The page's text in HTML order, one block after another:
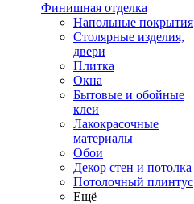
Финишная отделка
Напольные покрытия
Столярные изделия,
двери
Плитка
Окна
Бытовые и обойные
клеи
Лакокрасочные
материалы
Обои
Декор стен и потолка
Потолочный плинтус
Ещё